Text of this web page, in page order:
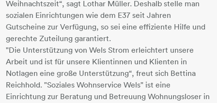
Weihnachtszeit“, sagt Lothar Müller. Deshalb stelle man
sozialen Einrichtungen wie dem E37 seit Jahren
Gutscheine zur Verfügung, so sei eine effiziente Hilfe und
gerechte Zuteilung garantiert.
"Die Unterstützung von Wels Strom erleichtert unsere
Arbeit und ist für unsere Klientinnen und Klienten in
Notlagen eine große Unterstützung“, freut sich Bettina
Reichhold. "Soziales Wohnservice Wels" ist eine
Einrichtung zur Beratung und Betreuung Wohnungsloser in